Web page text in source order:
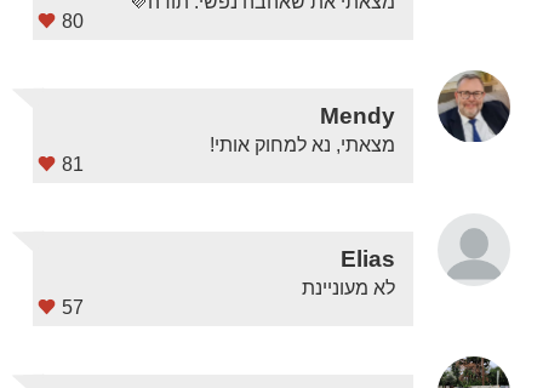
80
81
Mendy
מצאתי, נא למחוק אותי!
57
Elias
לא מעוניינת